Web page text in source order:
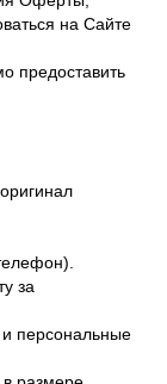
на Сайте
предоставить
за
персональные